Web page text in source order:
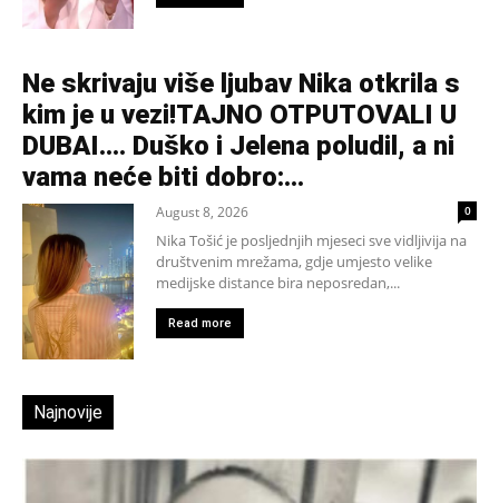
Ne skrivaju više ljubav Nika otkrila s
kim je u vezi!TAJNO OTPUTOVALI U
DUBAI…. Duško i Jelena poludil, a ni
vama neće biti dobro:...
August 8, 2026 0
Nika Tošić je posljednjih mjeseci sve vidljivija na
društvenim mrežama, gdje umjesto velike
medijske distance bira neposredan,...
Read more
Najnovije